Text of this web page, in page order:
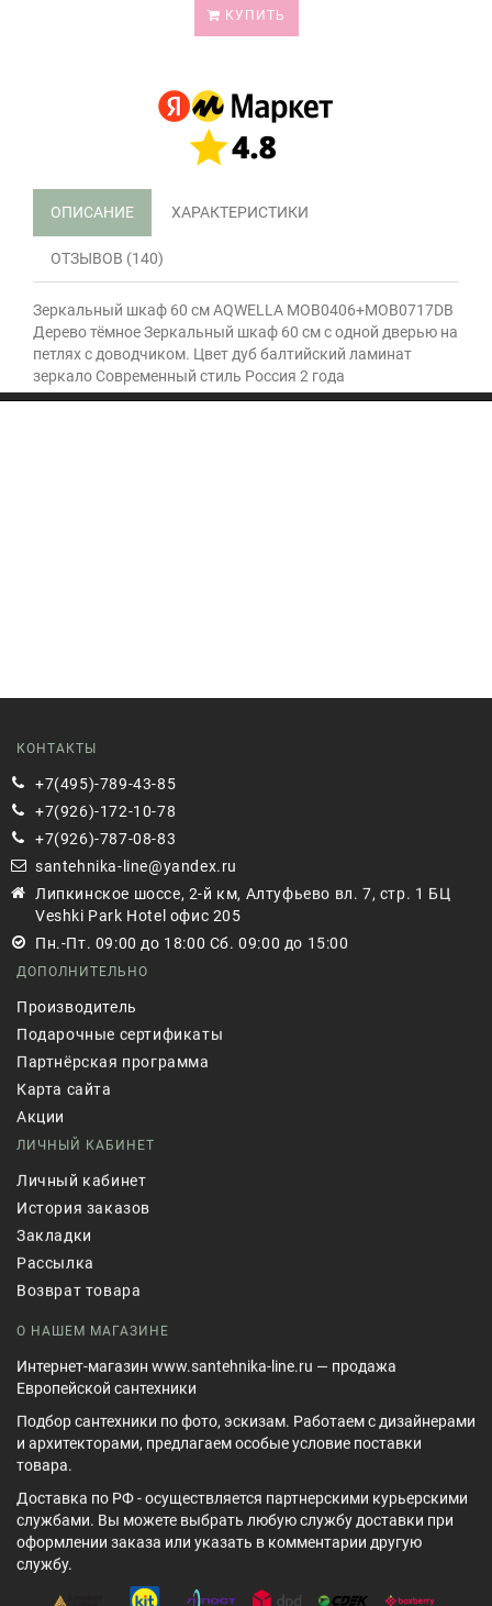
КУПИТЬ
ОПИСАНИЕ ХАРАКТЕРИСТИКИ
ОТЗЫВОВ (140)
Зеркальный шкаф 60 см AQWELLA MOB0406+MOB0717DB
Дерево тёмное Зеркальный шкаф 60 см с одной дверью на
петлях с доводчиком. Цвет дуб балтийский ламинат
зеркало Современный стиль Россия 2 года
КОНТАКТЫ
+7(495)-789-43-85
+7(926)-172-10-78
+7(926)-787-08-83
santehnika-line@yandex.ru
Липкинское шоссе, 2-й км, Алтуфьево вл. 7, стр. 1 БЦ
Veshki Park Hotel офис 205
Пн.-Пт. 09:00 до 18:00 Сб. 09:00 до 15:00
ДОПОЛНИТЕЛЬНО
Производитель
Подарочные сертификаты
Партнёрская программа
Карта сайта
Акции
ЛИЧНЫЙ КАБИНЕТ
Личный кабинет
История заказов
Закладки
Рассылка
Возврат товара
О НАШЕМ МАГАЗИНЕ
Интернет-магазин www.santehnika-line.ru — продажа
Европейской сантехники
Подбор сантехники по фото, эскизам. Работаем с дизайнерами
и архитекторами, предлагаем особые условие поставки
товара.
Доставка по РФ - осуществляется партнерскими курьерскими
службами. Вы можете выбрать любую службу доставки при
оформлении заказа или указать в комментарии другую
службу.